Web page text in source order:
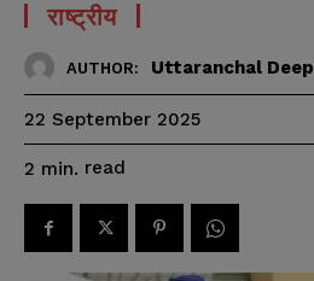
राष्ट्रीय
AUTHOR: Uttaranchal Deep
22 September 2025
2 min. read